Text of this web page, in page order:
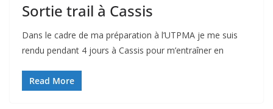
Sortie trail à Cassis
Dans le cadre de ma préparation à l’UTPMA je me suis
rendu pendant 4 jours à Cassis pour m’entraîner en
Read More